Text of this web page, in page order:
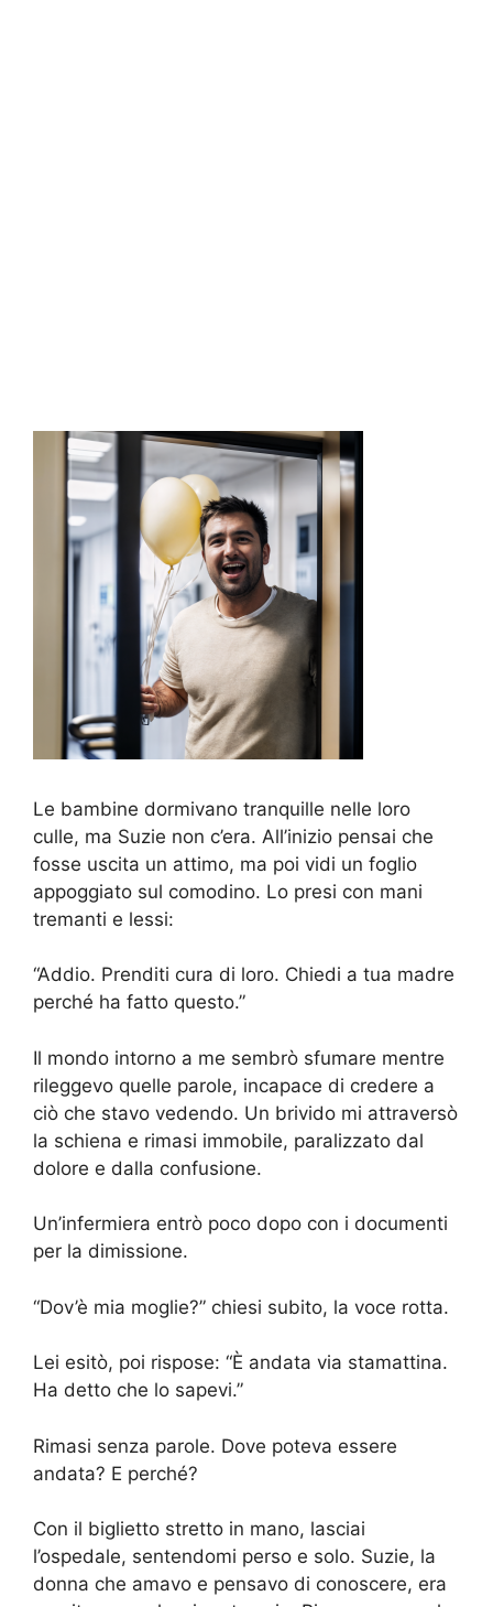
Le bambine dormivano tranquille nelle loro
culle, ma Suzie non c’era. All’inizio pensai che
fosse uscita un attimo, ma poi vidi un foglio
appoggiato sul comodino. Lo presi con mani
tremanti e lessi:
“Addio. Prenditi cura di loro. Chiedi a tua madre
perché ha fatto questo.”
Il mondo intorno a me sembrò sfumare mentre
rileggevo quelle parole, incapace di credere a
ciò che stavo vedendo. Un brivido mi attraversò
la schiena e rimasi immobile, paralizzato dal
dolore e dalla confusione.
Un’infermiera entrò poco dopo con i documenti
per la dimissione.
“Dov’è mia moglie?” chiesi subito, la voce rotta.
Lei esitò, poi rispose: “È andata via stamattina.
Ha detto che lo sapevi.”
Rimasi senza parole. Dove poteva essere
andata? E perché?
Con il biglietto stretto in mano, lasciai
l’ospedale, sentendomi perso e solo. Suzie, la
donna che amavo e pensavo di conoscere, era